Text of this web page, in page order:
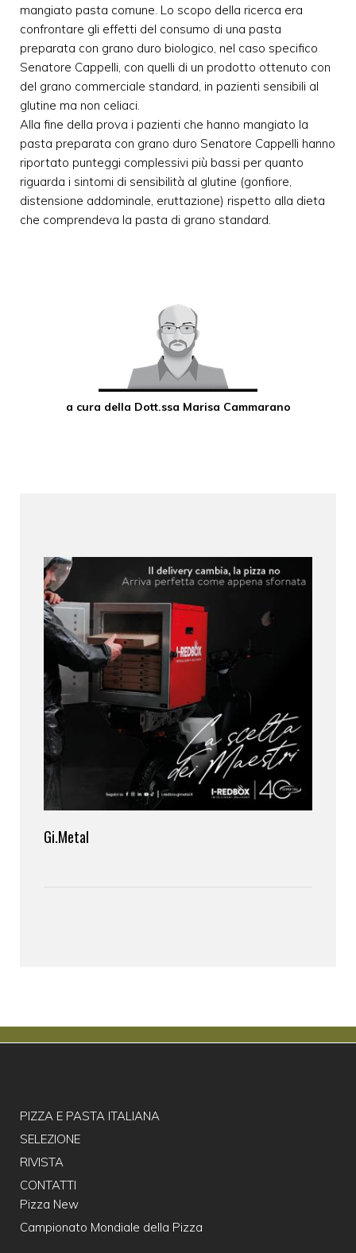
mangiato pasta comune. Lo scopo della ricerca era
confrontare gli effetti del consumo di una pasta
preparata con grano duro biologico, nel caso specifico
Senatore Cappelli, con quelli di un prodotto ottenuto con
del grano commerciale standard, in pazienti sensibili al
glutine ma non celiaci.
Alla fine della prova i pazienti che hanno mangiato la
pasta preparata con grano duro Senatore Cappelli hanno
riportato punteggi complessivi più bassi per quanto
riguarda i sintomi di sensibilità al glutine (gonfiore,
distensione addominale, eruttazione) rispetto alla dieta
che comprendeva la pasta di grano standard.
a cura della Dott.ssa Marisa Cammarano
Gi.Metal
PIZZA E PASTA ITALIANA
SELEZIONE
RIVISTA
CONTATTI
Pizza New
Campionato Mondiale della Pizza